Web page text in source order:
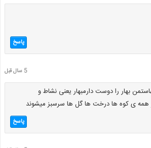
پاسخ
5 سال قبل
بهار را دوست دارمبهار یعنی نشاط و
همه ی کوه ها درخت ها گل ها سرسبز میشوند
پاسخ